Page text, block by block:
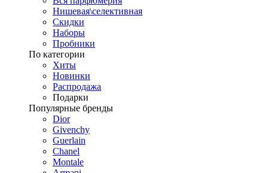
Нишевая\селективная
Скидки
Наборы
Пробники
По категории
Хиты
Новинки
Распродажа
Подарки
Популярные бренды
Dior
Givenchy
Guerlain
Chanel
Montale